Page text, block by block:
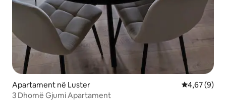
Apartament në Luster Vlerësimi
4,67 (9)
3 Dhomë Gjumi Apartament